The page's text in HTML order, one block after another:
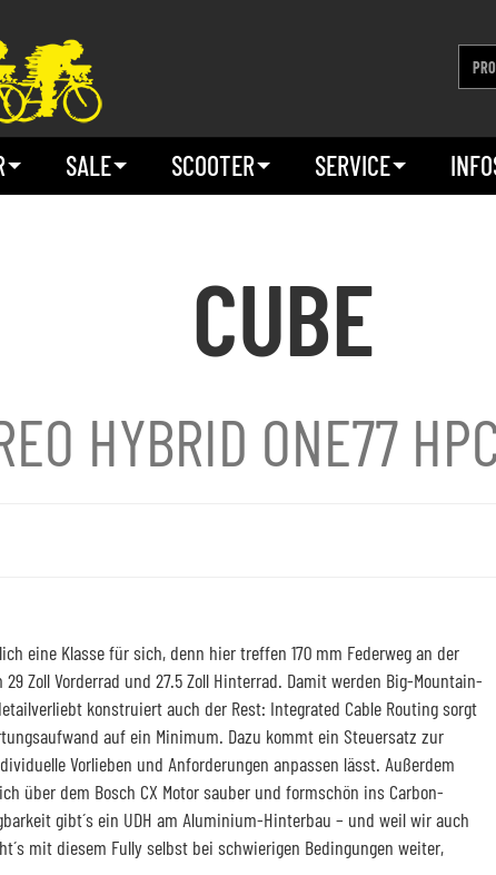
SALE SCOOTER SERVICE
CUBE
HYBRID ONE77
eine Klasse für sich, denn hier treffen 170 mm Federweg an der
Zoll Vorderrad und 27.5 Zoll Hinterrad. Damit werden Big-Mountain-
konstruiert auch der Rest: Integrated Cable Routing sorgt
auf ein Minimum. Dazu kommt ein Steuersatz zur
Vorlieben und Anforderungen anpassen lässt. Außerdem
über dem Bosch CX Motor sauber und formschön ins Carbon-
gibt´s ein UDH am Aluminium-Hinterbau – und weil wir auch
mit diesem Fully selbst bei schwierigen Bedingungen weiter,